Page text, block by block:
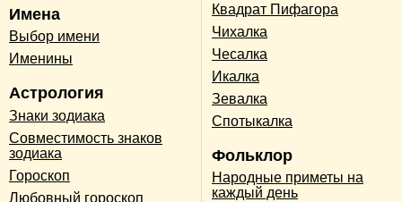
Имена
Выбор имени
Именины
Астрология
Знаки зодиака
Совместимость знаков
зодиака
Гороскоп
Любовный гороскоп
Квадрат Пифагора
Чихалка
Чесалка
Икалка
Зевалка
Спотыкалка
Фольклор
Народные приметы на
каждый день